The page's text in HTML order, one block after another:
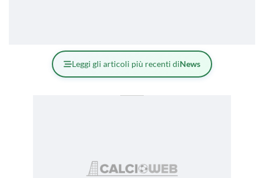
Leggi gli articoli più recenti diNews